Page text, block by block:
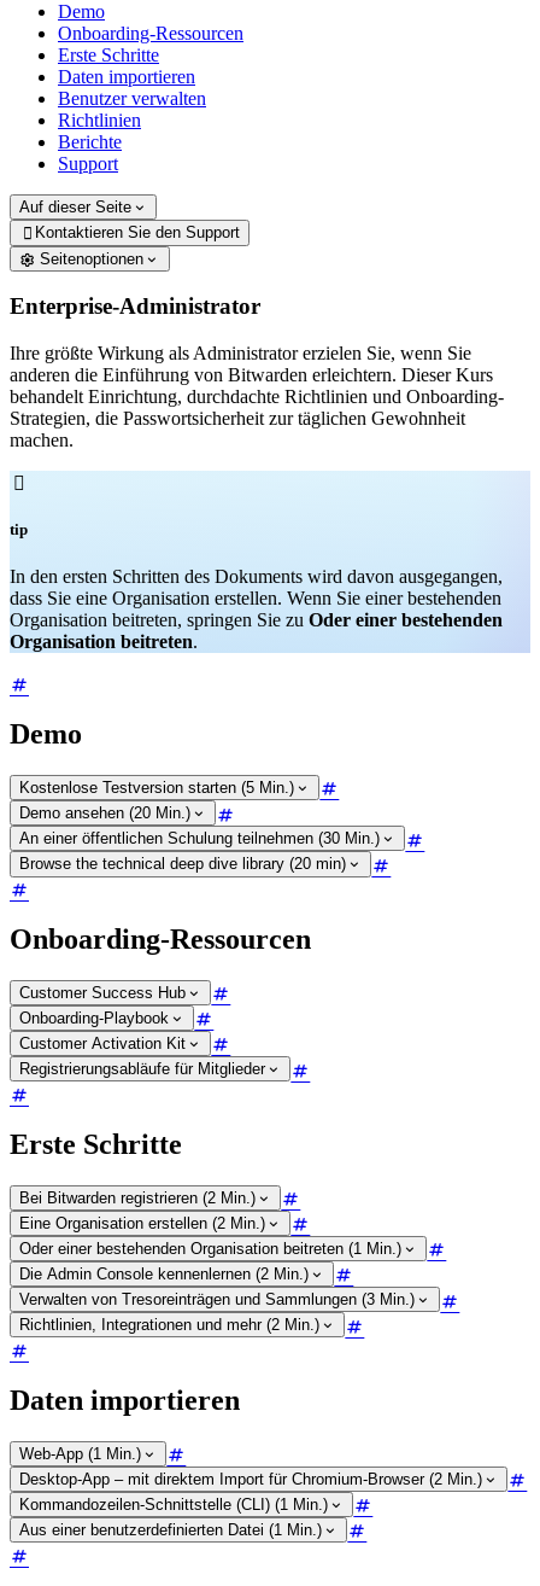
Demo
Onboarding-Ressourcen
Erste Schritte
Daten importieren
Benutzer verwalten
Richtlinien
Berichte
Support
Auf dieser Seite
 Kontaktieren Sie den Support
Seitenoptionen
Enterprise-Administrator
Ihre größte Wirkung als Administrator erzielen Sie, wenn Sie
anderen die Einführung von Bitwarden erleichtern. Dieser Kurs
behandelt Einrichtung, durchdachte Richtlinien und Onboarding-
Strategien, die Passwortsicherheit zur täglichen Gewohnheit
machen.

tip
In den ersten Schritten des Dokuments wird davon ausgegangen,
dass Sie eine Organisation erstellen. Wenn Sie einer bestehenden
Organisation beitreten, springen Sie zu Oder einer bestehenden
Organisation beitreten.
Demo
Kostenlose Testversion starten (5 Min.)
Demo ansehen (20 Min.)
An einer öffentlichen Schulung teilnehmen (30 Min.)
Browse the technical deep dive library (20 min)
Onboarding-Ressourcen
Customer Success Hub
Onboarding-Playbook
Customer Activation Kit
Registrierungsabläufe für Mitglieder
Erste Schritte
Bei Bitwarden registrieren (2 Min.)
Eine Organisation erstellen (2 Min.)
Oder einer bestehenden Organisation beitreten (1 Min.)
Die Admin Console kennenlernen (2 Min.)
Verwalten von Tresoreinträgen und Sammlungen (3 Min.)
Richtlinien, Integrationen und mehr (2 Min.)
Daten importieren
Web-App (1 Min.)
Desktop-App – mit direktem Import für Chromium-Browser (2 Min.)
Kommandozeilen-Schnittstelle (CLI) (1 Min.)
Aus einer benutzerdefinierten Datei (1 Min.)